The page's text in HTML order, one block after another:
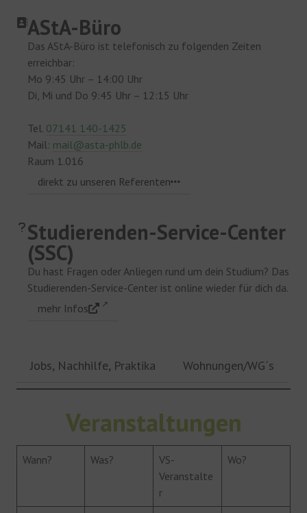
AStA-Büro
Das AStA-Büro ist telefonisch zu folgenden Zeiten
erreichbar:
Mo 9:45 Uhr – 14:00 Uhr
Di, Mi und Do 9:45 Uhr – 12:15 Uhr
Tel. 07141 140-1425
Mail: mail@asta-phlb.de
Raum 1.016
direkt zu unseren Referenten
Studierenden-Service-Center
(SSC)
Du hast Fragen oder Anliegen rund um dein Studium? Das
Studierenden-Service-Center ist online wieder für dich da.
mehr Infos
Jobs, Nachhilfe, Praktika Wohnungen/WG´s
Veranstaltungen
Wann? Was?
VS-
Veranstalte
r
Wo?